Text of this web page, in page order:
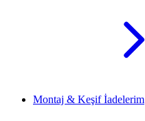
Montaj & Keşif İadelerim